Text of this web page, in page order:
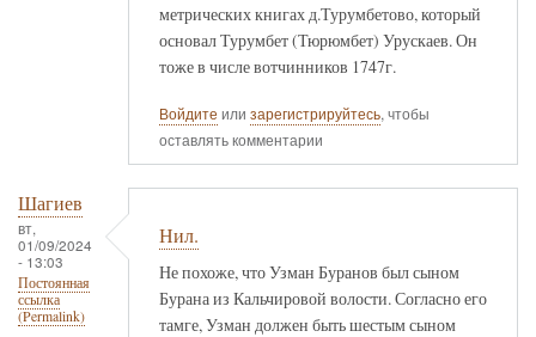
метрических книгах д.Турумбетово, который
основал Турумбет (Тюрюмбет) Урускаев. Он
тоже в числе вотчинников 1747г.
Войдите или зарегистрируйтесь, чтобы
оставлять комментарии
Шагиев
вт,
01/09/2024
- 13:03
Постоянная
ссылка
(Permalink)
Нил.
Не похоже, что Узман Буранов был сыном
Бурана из Кальчировой волости. Согласно его
тамге, Узман должен быть шестым сыном